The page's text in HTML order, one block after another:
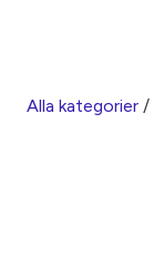
Alla kategorier /